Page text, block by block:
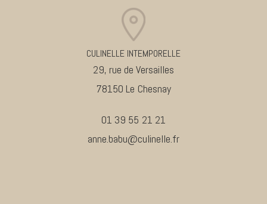
CULINELLE INTEMPORELLE
29, rue de Versailles
78150 Le Chesnay
01 39 55 21 21
anne.babu@culinelle.fr